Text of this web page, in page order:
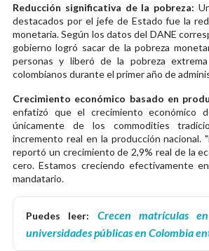
Reducción significativa de la pobreza:
destacados por el jefe de Estado fue la
monetaria. Según los datos del DANE
gobierno logró sacar de la pobreza
personas y liberó de la pobreza
colombianos durante el primer año de
Crecimiento económico basado en
enfatizó que el crecimiento económico
únicamente de los commodities
incremento real en la producción nacional.
reportó un crecimiento de 2,9% real de la
cero. Estamos creciendo efectivamente
mandatario.
Puedes leer:
Crecen matrículas
universidades públicas en Colombia